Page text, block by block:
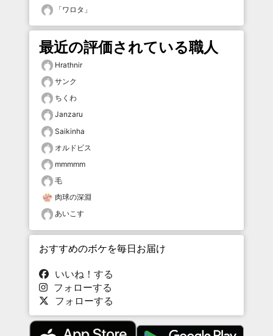
「ワロタ 」
最近の評価されている職人
Hrathnir
サンク
ちくわ
Janzaru
Saikinha
オルドビス
mmmmm
毛
肉球の深淵
あいこす
おすすめのボケを毎日お届け
いいね！する
フォローする
フォローする